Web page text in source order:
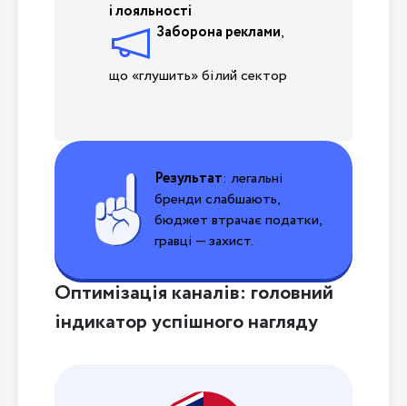
і лояльності
Заборона реклами,
що «глушить» білий сектор
Результат: легальні
бренди слабшають,
бюджет втрачає податки,
гравці — захист.
Оптимізація каналів: головний
індикатор успішного нагляду